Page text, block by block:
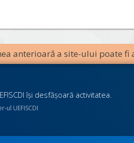
anterioară a site-ului poate fi
îşi desfăşoară activitatea.
UEFISCDI